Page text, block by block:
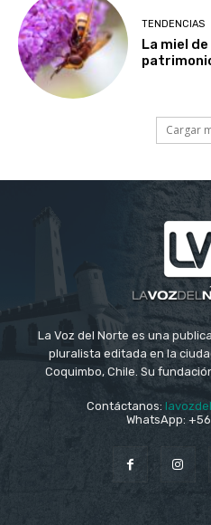
TENDENCIAS
La miel
Cargar
La Voz del Norte es una
pluralista editada en la
Coquimbo, Chile. Su
Contáctanos:
WhatsApp: